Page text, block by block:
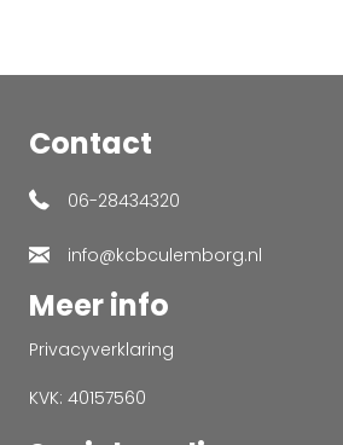
Contact
06-28434320
info@kcbculemborg.nl
Meer info
Privacyverklaring
KVK: 40157560